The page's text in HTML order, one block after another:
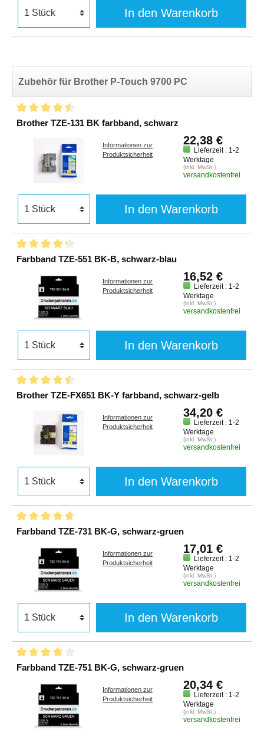
In den Warenkorb
Zubehör für Brother P-Touch 9700 PC
Brother TZE-131 BK farbband, schwarz
Informationen zur
Produktsicherheit
22,38 €
Lieferzeit : 1-2
Werktage
(inkl. MwSt.)
versandkostenfrei
In den Warenkorb
Farbband TZE-551 BK-B, schwarz-blau
Informationen zur
Produktsicherheit
16,52 €
Lieferzeit : 1-2
Werktage
(inkl. MwSt.)
versandkostenfrei
In den Warenkorb
Brother TZE-FX651 BK-Y farbband, schwarz-gelb
Informationen zur
Produktsicherheit
34,20 €
Lieferzeit : 1-2
Werktage
(inkl. MwSt.)
versandkostenfrei
In den Warenkorb
Farbband TZE-731 BK-G, schwarz-gruen
Informationen zur
Produktsicherheit
17,01 €
Lieferzeit : 1-2
Werktage
(inkl. MwSt.)
versandkostenfrei
In den Warenkorb
Farbband TZE-751 BK-G, schwarz-gruen
Informationen zur
Produktsicherheit
20,34 €
Lieferzeit : 1-2
Werktage
(inkl. MwSt.)
versandkostenfrei